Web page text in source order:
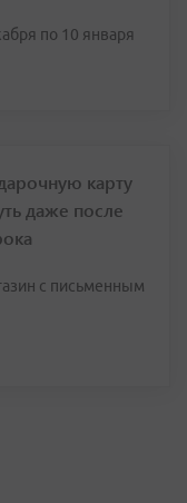
по 10 января
карту
даже после
с письменным